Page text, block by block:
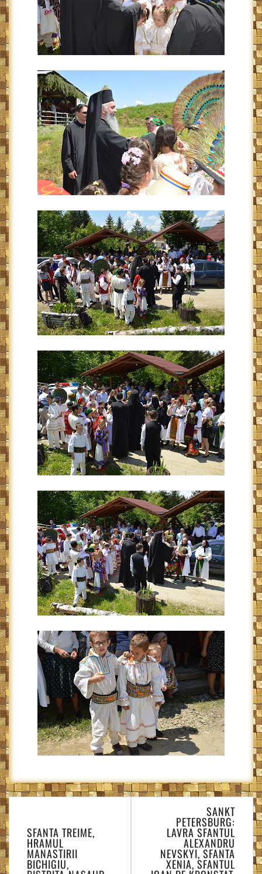
Navigare
în
articole
SFANTA TREIME,
HRAMUL
MANASTIRII
BICHIGIU,
SANKT
PETERSBURG:
LAVRA SFANTUL
ALEXANDRU
NEVSKYI, SFANTA
XENIA, SFANTUL